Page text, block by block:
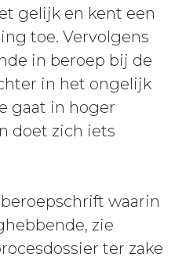
gelijk en kent een
toe. Vervolgens
in beroep bij de
in het ongelijk
gaat in hoger
doet zich iets
waarin
zie
ter zake